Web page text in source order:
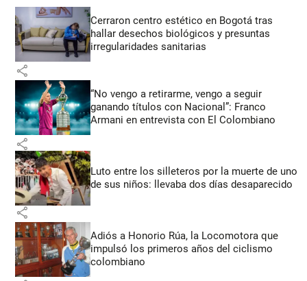
Cerraron centro estético en Bogotá tras
hallar desechos biológicos y presuntas
irregularidades sanitarias
share
“No vengo a retirarme, vengo a seguir
ganando títulos con Nacional”: Franco
Armani en entrevista con El Colombiano
share
Luto entre los silleteros por la muerte de uno
de sus niños: llevaba dos días desaparecido
share
Adiós a Honorio Rúa, la Locomotora que
impulsó los primeros años del ciclismo
colombiano